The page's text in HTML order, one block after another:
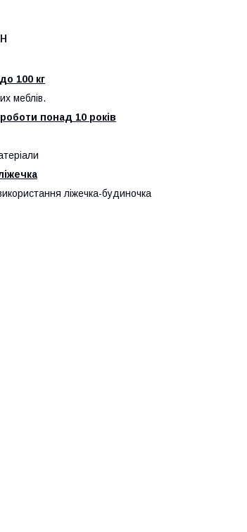
100 кг
меблів.
понад 10 років
ліжечка-будиночка